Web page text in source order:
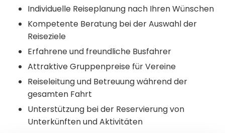
Individuelle Reiseplanung nach Ihren Wünschen
Kompetente Beratung bei der Auswahl der
Reiseziele
Erfahrene und freundliche Busfahrer
Attraktive Gruppenpreise für Vereine
Reiseleitung und Betreuung während der
gesamten Fahrt
Unterstützung bei der Reservierung von
Unterkünften und Aktivitäten